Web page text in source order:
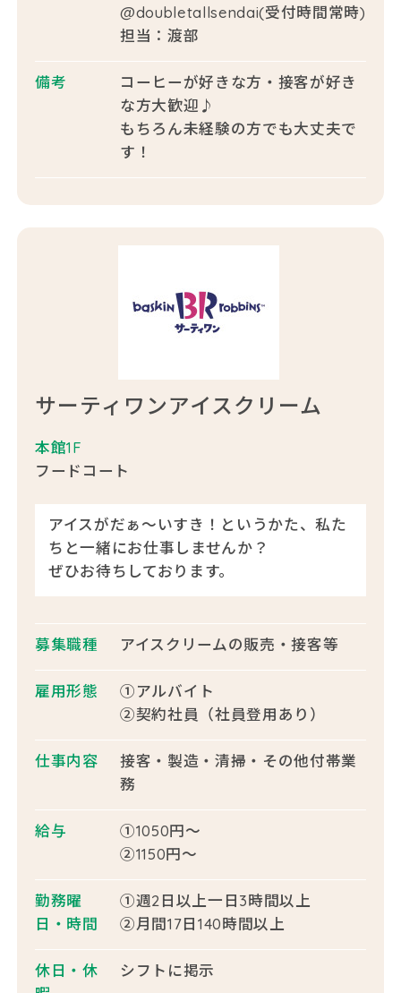
@doubletallsendai(受付時間常時)
担当：渡部
備考
コーヒーが好きな方・接客が好き
な方大歓迎♪
もちろん未経験の方でも大丈夫で
す！
サーティワンアイスクリーム
本館1F
フードコート
アイスがだぁ～いすき！というかた、私た
ちと一緒にお仕事しませんか？
ぜひお待ちしております。
募集職種 アイスクリームの販売・接客等
雇用形態
①アルバイト
②契約社員（社員登用あり）
仕事内容
接客・製造・清掃・その他付帯業
務
給与
①1050円～
②1150円～
勤務曜
日・時間
①週2日以上一日3時間以上
②月間17日140時間以上
休日・休
シフトに掲示